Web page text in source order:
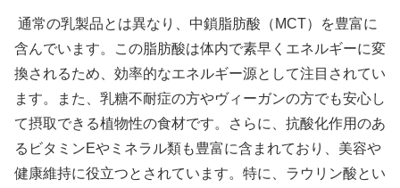
通常の乳製品とは異なり、中鎖脂肪酸（MCT）を豊富に
含んでいます。この脂肪酸は体内で素早くエネルギーに変
換されるため、効率的なエネルギー源として注目されてい
ます。また、乳糖不耐症の方やヴィーガンの方でも安心し
て摂取できる植物性の食材です。さらに、抗酸化作用のあ
るビタミンEやミネラル類も豊富に含まれており、美容や
健康維持に役立つとされています。特に、ラウリン酸とい